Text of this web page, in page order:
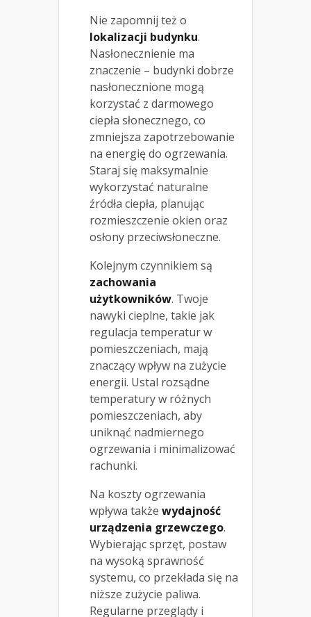
Nie zapomnij też o
lokalizacji budynku.
Nasłonecznienie ma
znaczenie – budynki dobrze
nasłonecznione mogą
korzystać z darmowego
ciepła słonecznego, co
zmniejsza zapotrzebowanie
na energię do ogrzewania.
Staraj się maksymalnie
wykorzystać naturalne
źródła ciepła, planując
rozmieszczenie okien oraz
osłony przeciwsłoneczne.
Kolejnym czynnikiem są
zachowania
użytkowników. Twoje
nawyki cieplne, takie jak
regulacja temperatur w
pomieszczeniach, mają
znaczący wpływ na zużycie
energii. Ustal rozsądne
temperatury w różnych
pomieszczeniach, aby
uniknąć nadmiernego
ogrzewania i minimalizować
rachunki.
Na koszty ogrzewania
wpływa także wydajność
urządzenia grzewczego.
Wybierając sprzęt, postaw
na wysoką sprawność
systemu, co przekłada się na
niższe zużycie paliwa.
Regularne przeglądy i